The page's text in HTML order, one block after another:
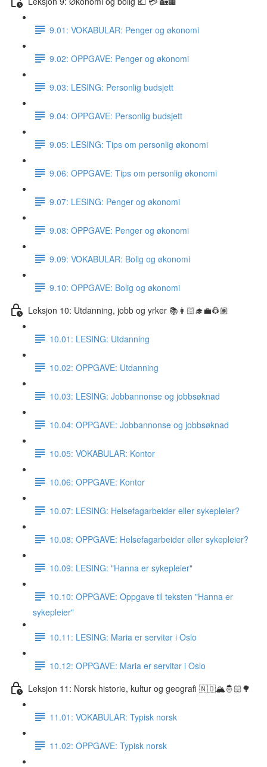
9.01: VOKABULAR: Penger og økonomi
9.02: OPPGAVE: Penger og økonomi
9.03: LESING: Personlig budsjett
9.04: OPPGAVE: Personlig budsjett
9.05: LESING: Tips om personlig økonomi
9.06: OPPGAVE: Tips om personlig økonomi
9.07: LESING: Penger og økonomi
9.08: OPPGAVE: Penger og økonomi
9.09: VOKABULAR: Bolig og økonomi
9.10: OPPGAVE: Bolig og økonomi
Leksjon 10: Utdanning, jobb og yrker 📚👩🏻‍🎓💼👷🏽
10.01: LESING: Utdanning
10.02: OPPGAVE: Utdanning
10.03: LESING: Jobbannonse og jobbsøknad
10.04: OPPGAVE: Jobbannonse og jobbsøknad
10.05: VOKABULAR: Kontor
10.06: OPPGAVE: Kontor
10.07: LESING: Helsefagarbeider eller sykepleier?
10.08: OPPGAVE: Helsefagarbeider eller sykepleier?
10.09: LESING: "Hanna er sykepleier"
10.10: OPPGAVE: Oppgave til teksten "Hanna er
sykepleier"
10.11: LESING: Maria er servitør i Oslo
10.12: OPPGAVE: Maria er servitør i Oslo
Leksjon 11: Norsk historie, kultur og geografi 🇳🇴🏔🤴🏻🌳
11.01: VOKABULAR: Typisk norsk
11.02: OPPGAVE: Typisk norsk